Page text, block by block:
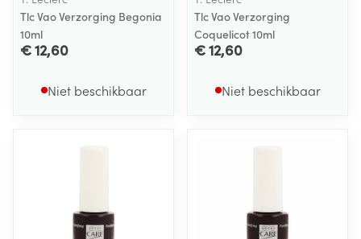
Tlc Vao Verzorging Begonia
10ml
€ 12,60
Niet beschikbaar
Tlc Vao Verzorging
Coquelicot 10ml
€ 12,60
Niet beschikbaar